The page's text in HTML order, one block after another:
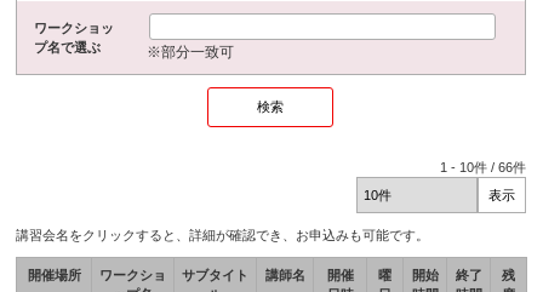
ワークショッ
プ名で選ぶ
※部分一致可
1 - 10件 /66件
講習会名をクリックすると、詳細が確認でき、お申込みも可能です。
開催場所
ワークショ
サブタイト
講師名
開催
曜
開始
終了
残